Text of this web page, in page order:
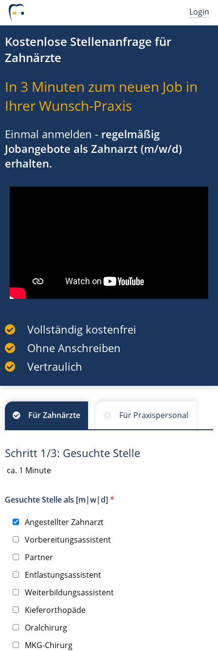
Login
Kostenlose Stellenanfrage für
Zahnärzte
In 3 Minuten zum neuen Job in
Ihrer Wunsch-Praxis
Einmal anmelden - regelmäßig
Jobangebote als Zahnarzt (m/w/d)
erhalten.
Vollständig kostenfrei
Ohne Anschreiben
Vertraulich
Für Zahnärzte Für Praxispersonal
Schritt 1/3: Gesuchte Stelle
ca. 1 Minute
Gesuchte Stelle als [m|w|d] *
Angestellter Zahnarzt
Vorbereitungsassistent
Partner
Entlastungsassistent
Weiterbildungsassistent
Kieferorthopäde
Oralchirurg
MKG-Chirurg